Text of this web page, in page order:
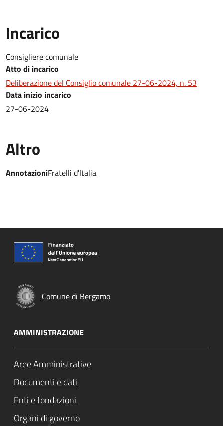
Incarico
Consigliere comunale
Atto di incarico
Deliberazione del Consiglio comunale 27-06-2024, n. 53
Data inizio incarico
27-06-2024
Altro
AnnotazioniFratelli d'Italia
Comune di Bergamo
AMMINISTRAZIONE
Aree Amministrative
Documenti e dati
Enti e fondazioni
Organi di governo